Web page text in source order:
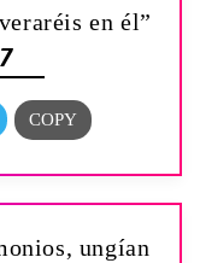
en él”
ungían